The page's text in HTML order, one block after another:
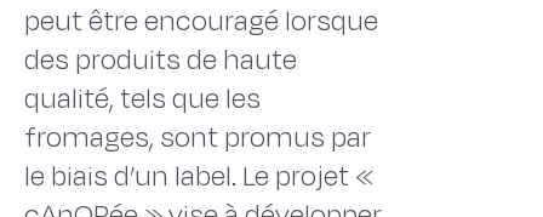
peut être encouragé lorsque
des produits de haute
qualité, tels que les
fromages, sont promus par
le biais d’un label. Le projet «